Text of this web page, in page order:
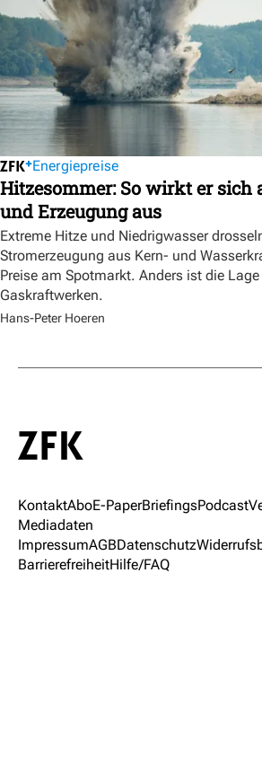
Energiepreise
Hitzesommer: So wirkt er sich
und Erzeugung aus
Extreme Hitze und Niedrigwasser
Stromerzeugung aus Kern- und
Preise am Spotmarkt. Anders ist die Lage
Gaskraftwerken.
Hans-Peter Hoeren
KontaktAboE-PaperBriefingsPodcast
Mediadaten
ImpressumAGBDatenschutz
BarrierefreiheitHilfe/FAQ